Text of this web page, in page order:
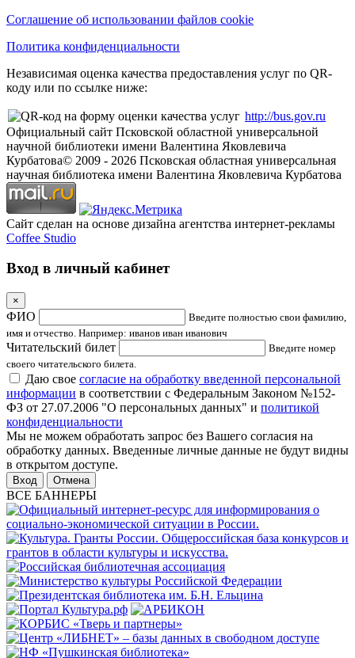
Соглашение об использовании файлов cookie
Политика конфиденциальности
Независимая оценка качества предоставления услуг по QR-
коду или по ссылке ниже:
http://bus.gov.ru
Официальный сайт Псковской областной универсальной
научной библиотеки имени Валентина Яковлевича
Курбатова© 2009 - 2026 Псковская областная универсальная
научная библиотека имени Валентина Яковлевича Курбатова
Сайт сделан на основе дизайна агентства интернет-рекламы
Coffee Studio
Вход в личный кабинет
×
ФИО
Введите полностью свои фамилию,
имя и отчество. Например: иванов иван иванович
Читательский билет
Введите номер
своего читательского билета.
Даю свое согласие на обработку введенной персональной
информации в соответствии с Федеральным Законом №152-
ФЗ от 27.07.2006 "О персональных данных" и политикой
конфиденциальности
Мы не можем обработать запрос без Вашего согласия на
обработку данных. Введенные личные данные не будут видны
в открытом доступе.
Отмена
ВСЕ БАННЕРЫ